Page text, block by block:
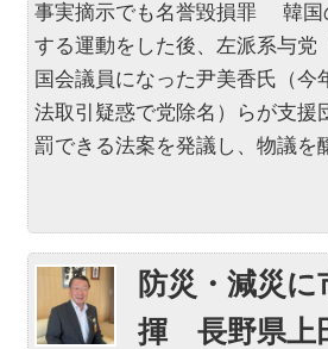
事実摘示でも名誉毀損罪 韓国
する運動をした後、左派系与党
国会議員になった尹美香氏（今
法取引疑惑で党除名）らが支援
罰できる法案を発議し、物議
防災・減災に
揮 長野県上